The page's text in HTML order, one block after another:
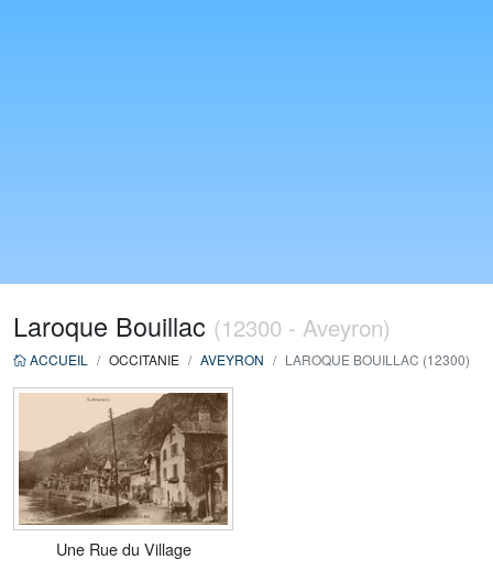
Laroque Bouillac (12300 - Aveyron)
ACCUEIL OCCITANIE AVEYRON LAROQUE BOUILLAC (12300)
Une Rue du Village